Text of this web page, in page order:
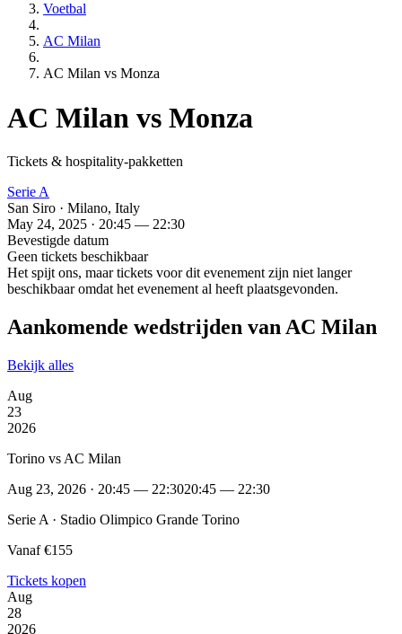
Voetbal
AC Milan
AC Milan vs Monza
AC Milan vs Monza
Tickets & hospitality-pakketten
Serie A
San Siro · Milano, Italy
May 24, 2025 · 20:45 — 22:30
Bevestigde datum
Geen tickets beschikbaar
Het spijt ons, maar tickets voor dit evenement zijn niet langer
beschikbaar omdat het evenement al heeft plaatsgevonden.
Aankomende wedstrijden van AC Milan
Bekijk alles
Aug
23
2026
Torino vs AC Milan
Aug 23, 2026 · 20:45 — 22:3020:45 — 22:30
Serie A · Stadio Olimpico Grande Torino
Vanaf €155
Tickets kopen
Aug
28
2026